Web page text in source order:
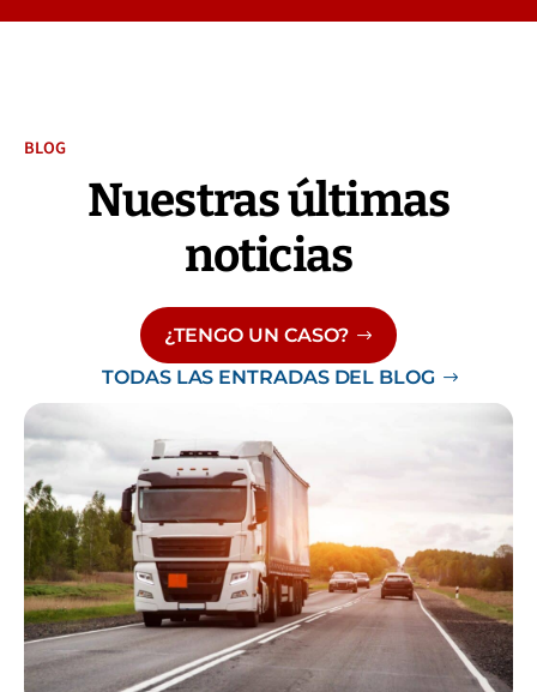
BLOG
Nuestras últimas
noticias
¿TENGO UN CASO?
TODAS LAS ENTRADAS DEL BLOG